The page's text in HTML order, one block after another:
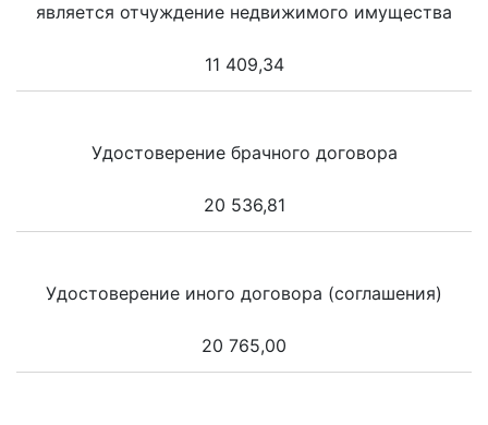
является отчуждение недвижимого имущества
11 409,34
Удостоверение брачного договора
20 536,81
Удостоверение иного договора (соглашения)
20 765,00